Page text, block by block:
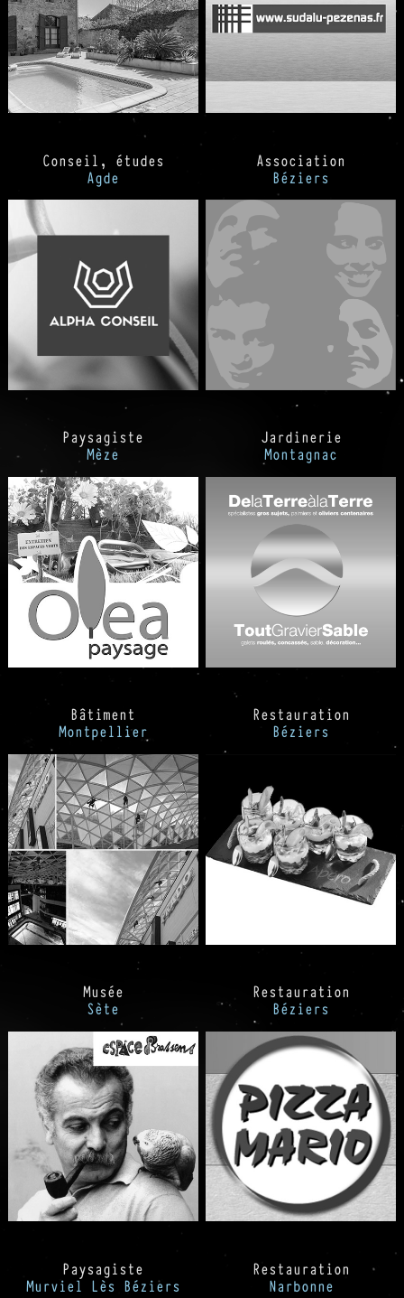
Conseil, études
Agde
Association
Béziers
Paysagiste
Mèze
Jardinerie
Montagnac
Bâtiment
Montpellier
Restauration
Béziers
Musée
Sète
Restauration
Béziers
Paysagiste
Murviel Lès Béziers
Restauration
Narbonne